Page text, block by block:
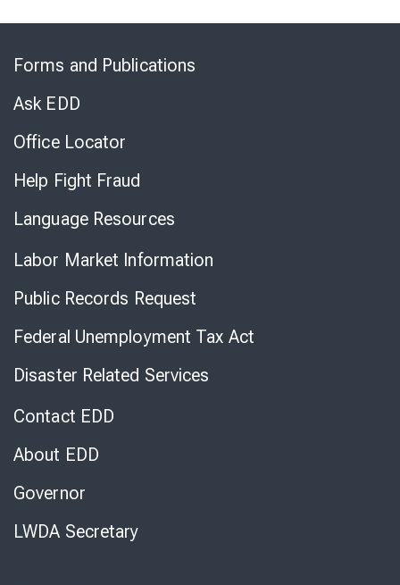
Forms and Publications
Ask EDD
Office Locator
Help Fight Fraud
Language Resources
Labor Market Information
Public Records Request
Federal Unemployment Tax Act
Disaster Related Services
Contact EDD
About EDD
Governor
LWDA Secretary